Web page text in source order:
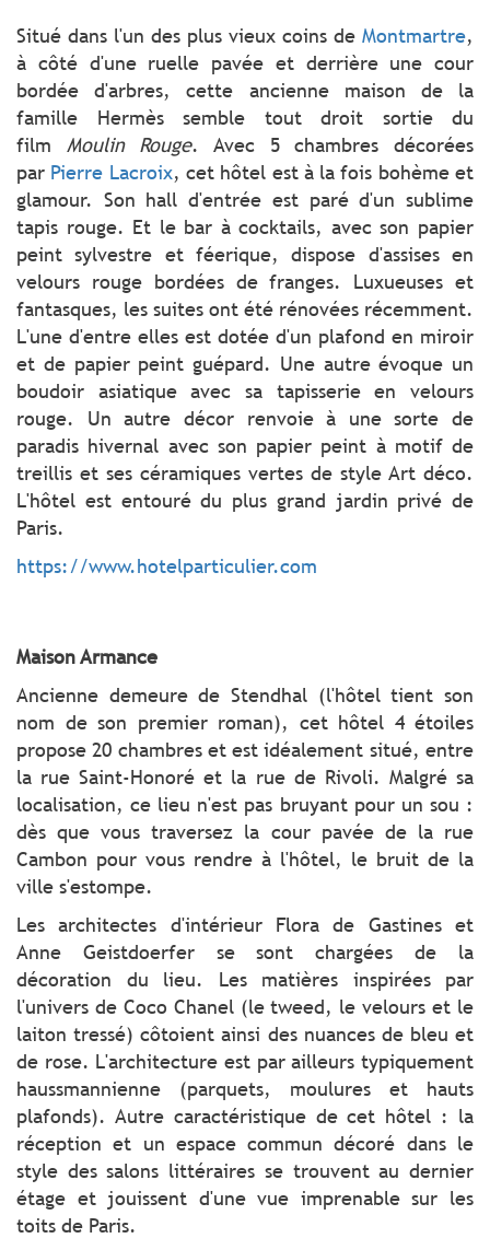
Situé dans l'un des plus vieux coins de Montmartre,
à côté d'une ruelle pavée et derrière une cour
bordée d'arbres, cette ancienne maison de la
famille Hermès semble tout droit sortie du
film Moulin Rouge. Avec 5 chambres décorées
par Pierre Lacroix, cet hôtel est à la fois bohème et
glamour. Son hall d'entrée est paré d'un sublime
tapis rouge. Et le bar à cocktails, avec son papier
peint sylvestre et féerique, dispose d'assises en
velours rouge bordées de franges. Luxueuses et
fantasques, les suites ont été rénovées récemment.
L'une d'entre elles est dotée d'un plafond en miroir
et de papier peint guépard. Une autre évoque un
boudoir asiatique avec sa tapisserie en velours
rouge. Un autre décor renvoie à une sorte de
paradis hivernal avec son papier peint à motif de
treillis et ses céramiques vertes de style Art déco.
L'hôtel est entouré du plus grand jardin privé de
Paris.
https://www.hotelparticulier.com
Maison Armance
Ancienne demeure de Stendhal (l'hôtel tient son
nom de son premier roman), cet hôtel 4 étoiles
propose 20 chambres et est idéalement situé, entre
la rue Saint-Honoré et la rue de Rivoli. Malgré sa
localisation, ce lieu n'est pas bruyant pour un sou :
dès que vous traversez la cour pavée de la rue
Cambon pour vous rendre à l'hôtel, le bruit de la
ville s'estompe.
Les architectes d'intérieur Flora de Gastines et
Anne Geistdoerfer se sont chargées de la
décoration du lieu. Les matières inspirées par
l'univers de Coco Chanel (le tweed, le velours et le
laiton tressé) côtoient ainsi des nuances de bleu et
de rose. L'architecture est par ailleurs typiquement
haussmannienne (parquets, moulures et hauts
plafonds). Autre caractéristique de cet hôtel : la
réception et un espace commun décoré dans le
style des salons littéraires se trouvent au dernier
étage et jouissent d'une vue imprenable sur les
toits de Paris.